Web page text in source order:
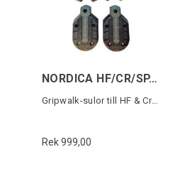
NORDICA HF/CR/SP.J(22) GW MICHELIN SOLES
Gripwalk-sulor till HF & Cruise (1 par)
Rek 999,00